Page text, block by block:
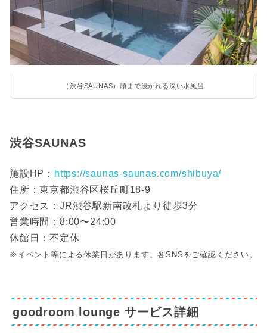
（渋谷SAUNAS）頭まで浸かれる深い水風呂
渋谷SAUNAS
施設HP： https://saunas-saunas.com/shibuya/
住所：東京都渋谷区桜丘町18-9
アクセス：JR渋谷駅新南改札より徒歩3分
営業時間：8:00〜24:00
休館日：不定休
※イベント等による休業日があります。各SNSをご確認ください。
goodroom lounge サービス詳細